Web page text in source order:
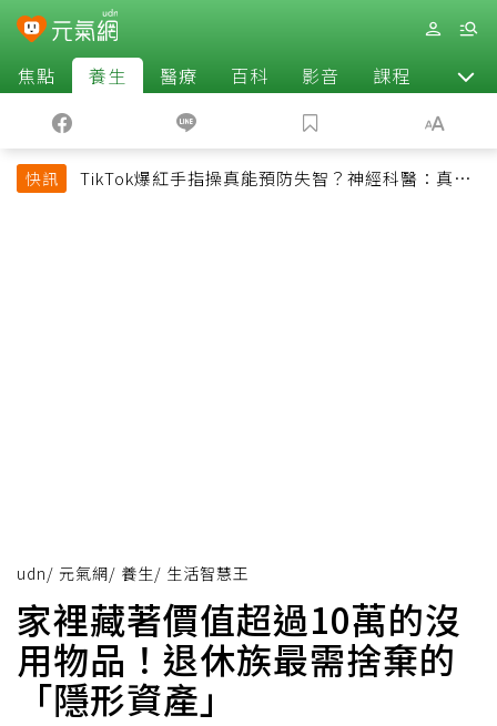
焦點 養生 醫療 百科 影音 課程 退休
快訊
TikTok爆紅手指操真能預防失智？神經科醫：真正
udn/ 元氣網/ 養生/ 生活智慧王
家裡藏著價值超過10萬的沒
用物品！退休族最需捨棄的
「隱形資產」